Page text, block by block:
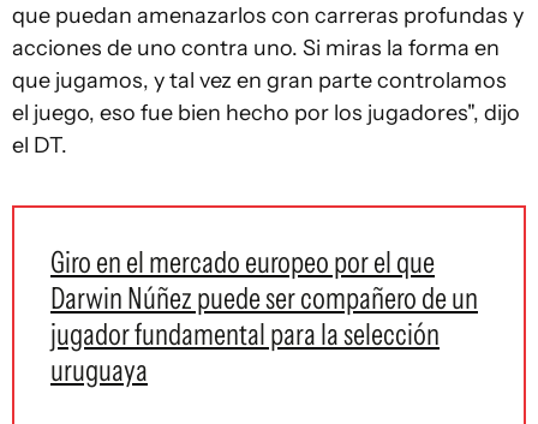
que puedan amenazarlos con carreras profundas y
acciones de uno contra uno. Si miras la forma en
que jugamos, y tal vez en gran parte controlamos
el juego, eso fue bien hecho por los jugadores", dijo
el DT.
Giro en el mercado europeo por el que
Darwin Núñez puede ser compañero de un
jugador fundamental para la selección
uruguaya